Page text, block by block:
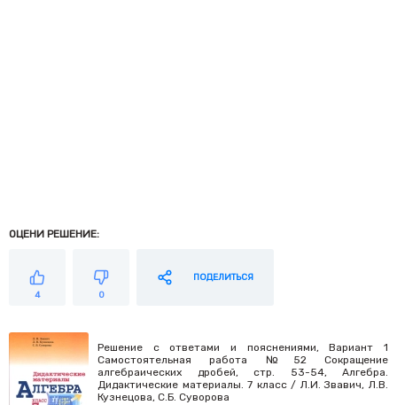
ОЦЕНИ РЕШЕНИЕ:
4 0
ПОДЕЛИТЬСЯ
Решение с ответами и пояснениями, Вариант 1
Самостоятельная работа №52 Сокращение
алгебраических дробей, стр. 53-54, Алгебра.
Дидактические материалы. 7 класс / Л.И. Звавич, Л.В.
Кузнецова, С.Б. Суворова